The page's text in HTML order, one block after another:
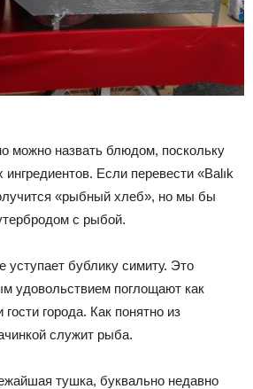
можно назвать блюдом, поскольку
ингредиентов. Если перевести «Balık
«рыбный хлеб», но мы бы
с рыбой.
уступает бублику симиту. Это
удовольствием поглощают как
города. Как понятно из
служит рыба.
тушка, буквально недавно